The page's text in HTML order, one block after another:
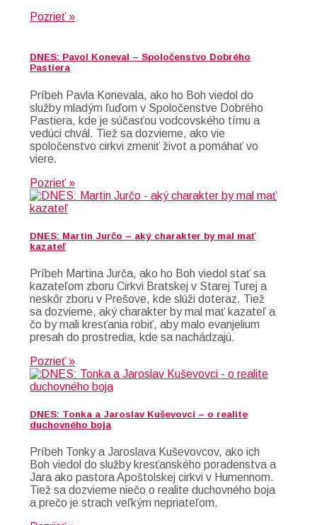
Pozrieť »
DNES: Pavol Koneval – Spoločenstvo Dobrého
Pastiera
Príbeh Pavla Konevala, ako ho Boh viedol do
služby mladým ľuďom v Spoločenstve Dobrého
Pastiera, kde je súčasťou vodcovského tímu a
vedúci chvál. Tiež sa dozvieme, ako vie
spoločenstvo cirkvi zmeniť život a pomáhať vo
viere.
Pozrieť »
DNES: Martin Jurčo – aký charakter by mal mať
kazateľ
Príbeh Martina Jurča, ako ho Boh viedol stať sa
kazateľom zboru Cirkvi Bratskej v Starej Turej a
neskôr zboru v Prešove, kde slúži doteraz. Tiež
sa dozvieme, aký charakter by mal mať kazateľ a
čo by mali kresťania robiť, aby malo evanjelium
presah do prostredia, kde sa nachádzajú.
Pozrieť »
DNES: Tonka a Jaroslav Kuševovci – o realite
duchovného boja
Príbeh Tonky a Jaroslava Kuševovcov, ako ich
Boh viedol do služby kresťanského poradenstva a
Jara ako pastora Apoštolskej cirkvi v Humennom.
Tiež sa dozvieme niečo o realite duchovného boja
a prečo je strach veľkým nepriateľom.